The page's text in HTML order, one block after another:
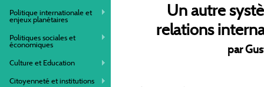
Politique internationale et
enjeux planétaires
Politiques sociales et
économiques
Culture et Education
Citoyenneté et institutions
Un autre
relations
par